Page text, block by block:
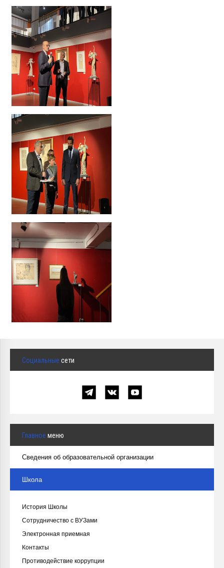
Социальные сети
Главное меню
Сведения об образовательной организации
Школа
История Школы
Сотрудничество с ВУЗами
Электронная приемная
Контакты
Противодействие коррупции